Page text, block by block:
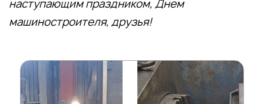
наступающим праздником, Днем
машиностроителя, друзья!